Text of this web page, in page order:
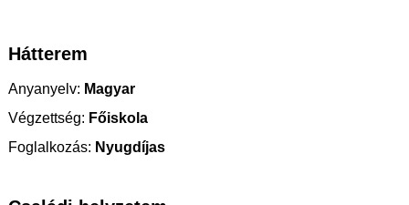
Hátterem
Anyanyelv: Magyar
Végzettség: Főiskola
Foglalkozás: Nyugdíjas